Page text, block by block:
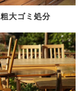
粗大ゴミ処分